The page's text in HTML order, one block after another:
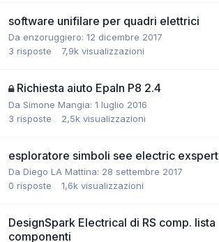
software unifilare per quadri elettrici
Da enzoruggiero: 12 dicembre 2017
3 risposte 7,9k visualizzazioni
Richiesta aiuto Epaln P8 2.4
Da Simone Mangia: 1 luglio 2016
3 risposte 2,5k visualizzazioni
esploratore simboli see electric exspert
Da Diego LA Mattina: 28 settembre 2017
0 risposte 1,6k visualizzazioni
DesignSpark Electrical di RS comp. lista
componenti